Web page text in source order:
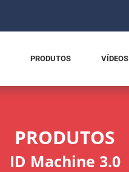
PRODUTOS VÍDEOS
PRODUTOS
ID Machine 3.0